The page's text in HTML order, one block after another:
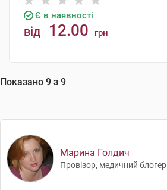
Є в наявності
від 12.00 грн
Показано 9 з 9
Марина Голдич
Провізор, медичний блогер